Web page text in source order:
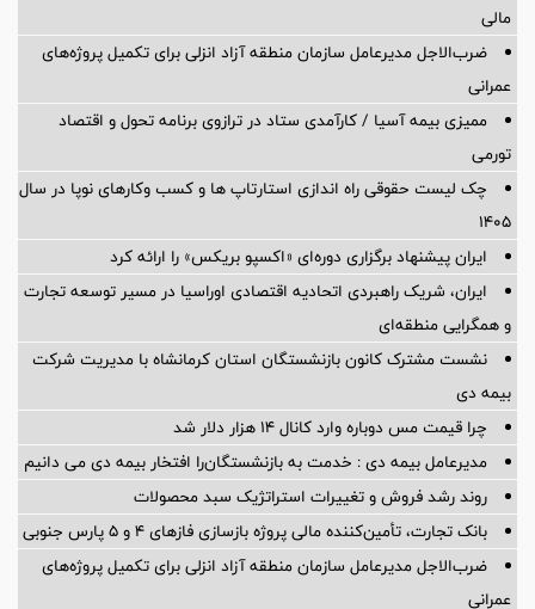
مالی
ضرب‌الاجل مدیرعامل سازمان منطقه آزاد انزلی برای تكمیل پروژه‌های
عمرانی
ممیزی بیمه آسیا / کارآمدی ستاد در ترازوی برنامه تحول و اقتصاد
تورمی
چک لیست حقوقی راه اندازی استارتاپ ها و کسب وکارهای نوپا در سال
۱۴۰۵
ایران پیشنهاد برگزاری دوره‌ای «اکسپو بریکس» را ارائه کرد
ایران، شریک راهبردی اتحادیه اقتصادی اوراسیا در مسیر توسعه تجارت
و همگرایی منطقه‌ای
نشست مشترک کانون بازنشستگان استان کرمانشاه با مدیریت شرکت
بیمه دی
چرا قیمت مس دوباره وارد کانال ۱۴ هزار دلار شد
مدیرعامل بیمه دی : خدمت به بازنشستگان‌را افتخار بیمه دی می دانیم
روند رشد فروش و تغییرات استراتژیک سبد محصولات
بانک تجارت، تأمین‌کننده مالی پروژه بازسازی فازهای ۴ و ۵ پارس جنوبی
ضرب‌الاجل مدیرعامل سازمان منطقه آزاد انزلی برای تكمیل پروژه‌های
عمرانی